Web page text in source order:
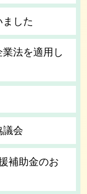
した
法を適用し
議会
補助金のお